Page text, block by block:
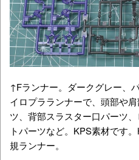
↑Fランナー。ダークグレー、
イロプラランナーで、頭部や
ツ、背部スラスター口パーツ
トパーツなど。KPS素材です
規ランナー。